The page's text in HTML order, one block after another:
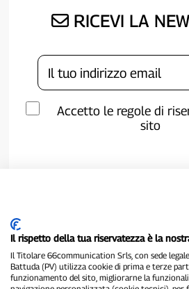
RICEVI LA
Accetto le regole di
sito
Il rispetto della tua riservatezza è la
Il Titolare 66communication Srls, con sede
Battuda (PV) utilizza cookie di prima e terze
funzionamento del sito, migliorarne la